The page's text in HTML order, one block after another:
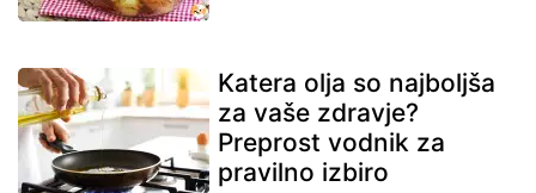
Katera olja so najboljša
za vaše zdravje?
Preprost vodnik za
pravilno izbiro